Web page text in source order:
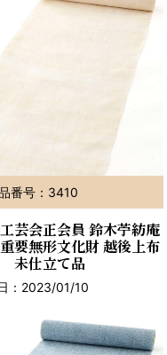
番号：3410
芸会正会員 鈴木苧紡庵
要無形文化財 越後上布
未仕立て品
：2023/01/10